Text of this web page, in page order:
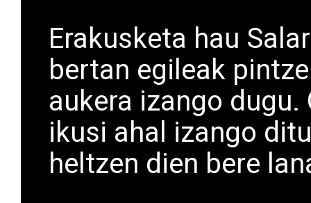
Erakusketa hau
bertan egileak
aukera izango dugu.
ikusi ahal izango
heltzen dien bere